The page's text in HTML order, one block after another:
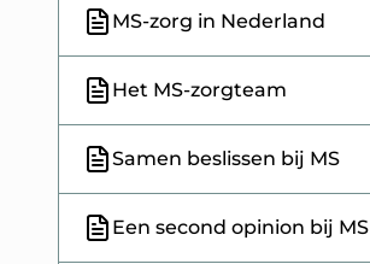
MS-zorg in Nederland
Het MS-zorgteam
Samen beslissen bij MS
Een second opinion bij MS